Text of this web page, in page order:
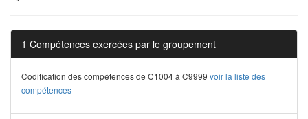
1 Compétences exercées par le groupement
Codification des compétences de C1004 à C9999 voir la liste des
compétences